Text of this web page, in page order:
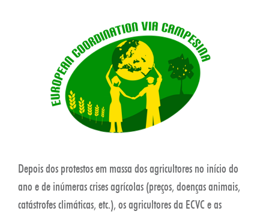
Depois dos protestos em massa dos agricultores no início do
ano e de inúmeras crises agrícolas (preços, doenças animais,
catástrofes climáticas, etc.), os agricultores da ECVC e as